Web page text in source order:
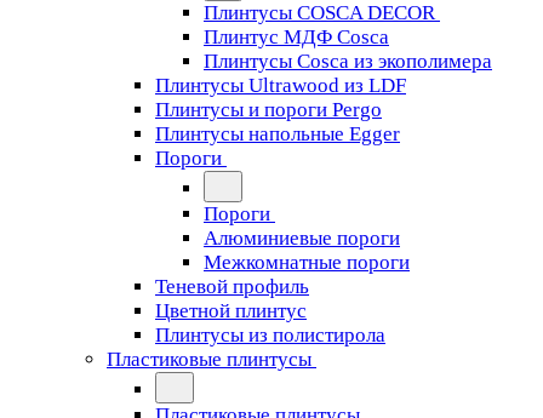
Плинтусы COSCA DECOR
Плинтус МДФ Cosca
Плинтусы Cosca из экополимера
Плинтусы Ultrawood из LDF
Плинтусы и пороги Pergo
Плинтусы напольные Egger
Пороги
Пороги
Алюминиевые пороги
Межкомнатные пороги
Теневой профиль
Цветной плинтус
Плинтусы из полистирола
Пластиковые плинтусы